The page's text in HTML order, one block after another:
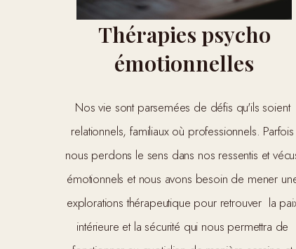
Thérapies psycho
émotionnelles
Nos vie sont parsemées de défis qu'ils soient
relationnels, familiaux où professionnels. Parfois
nous perdons le sens dans nos ressentis et
émotionnels et nous avons besoin de mener
explorations thérapeutique pour retrouver  la
intérieure et la sécurité qui nous permettra de